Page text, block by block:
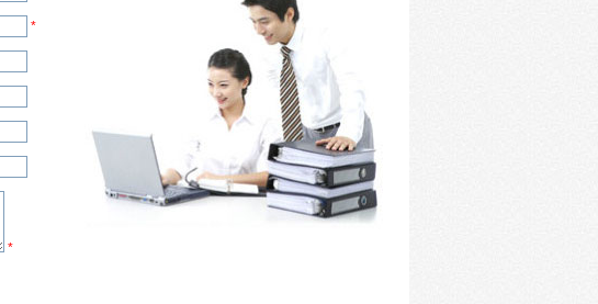
*
*